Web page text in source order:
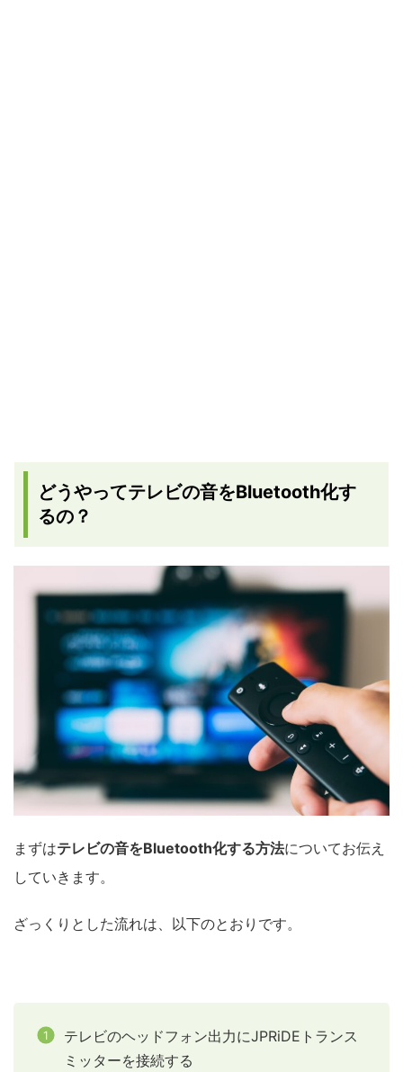
どうやってテレビの音をBluetooth化す
るの？
まずはテレビの音をBluetooth化する方法についてお伝え
していきます。
ざっくりとした流れは、以下のとおりです。
テレビのヘッドフォン出力にJPRiDEトランス
ミッターを接続する